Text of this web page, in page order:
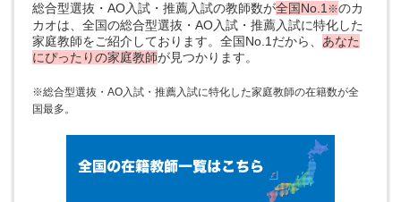
総合型選抜・AO入試・推薦入試の教師数が全国No.1 ※のカ
カオは、全国の総合型選抜・AO入試・推薦入試に特化した
家庭教師をご紹介しております。全国No.1だから、 あなた
にぴったりの家庭教師が見つかります。
※総合型選抜・AO入試・推薦入試に特化した家庭教師の在籍数が全
国最多。